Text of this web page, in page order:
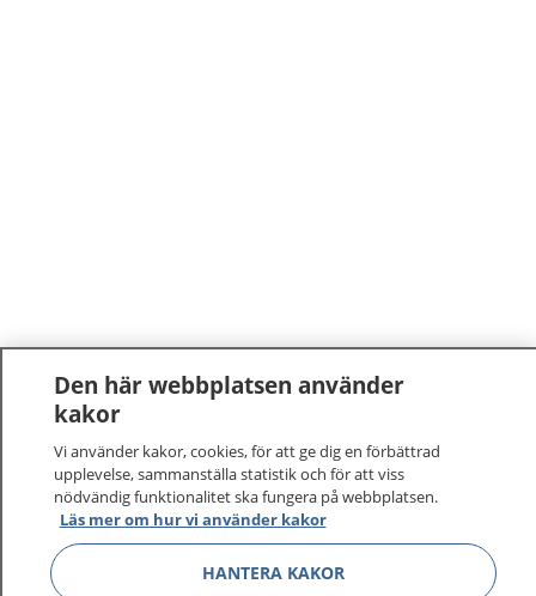
1177 –tryggt om din hälsa och vård
På 1177.se får du råd om hälsa och information om
sjukdomar och vilka mottagningar du kan kontakta.
Logga in för att läsa din journal och göra dina
vårdärenden. Ring telefonnummer 1177 för
sjukvårdsrådgivning dygnet runt.
Den här webbplatsen använder
kakor
Vi använder kakor, cookies, för att ge dig en förbättrad
upplevelse, sammanställa statistik och för att viss
nödvändig funktionalitet ska fungera på webbplatsen.
Läs mer om hur vi använder kakor
HANTERA KAKOR